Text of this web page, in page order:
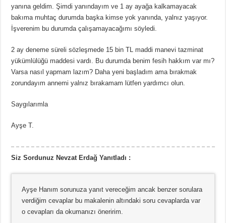
yanına geldim. Şimdi yanındayım ve 1 ay ayağa kalkamayacak
bakıma muhtaç durumda başka kimse yok yanında, yalnız yaşıyor.
İşverenim bu durumda çalışamayacağımı söyledi.
2 ay deneme süreli sözleşmede 15 bin TL maddi manevi tazminat
yükümlülüğü maddesi vardı. Bu durumda benim fesih hakkım var mı?
Varsa nasıl yapmam lazım? Daha yeni başladım ama bırakmak
zorundayım annemi yalnız bırakamam lütfen yardımcı olun.
Saygılarımla
Ayşe T.
Siz Sordunuz Nevzat Erdağ Yanıtladı :
Ayşe Hanım sorunuza yanıt vereceğim ancak benzer sorulara
verdiğim cevaplar bu makalenin altındaki soru cevaplarda var
o cevapları da okumanızı öneririm.